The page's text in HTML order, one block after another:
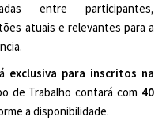
entre participantes,
atuais e relevantes para a
exclusiva para inscritos na
de Trabalho contará com 40
a disponibilidade.